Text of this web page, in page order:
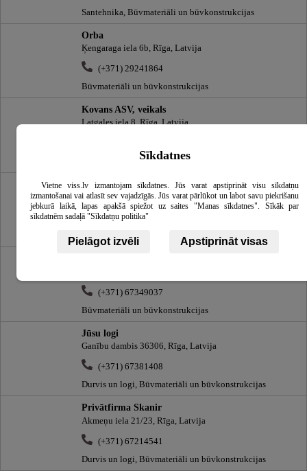
Santehnika, Būvmateriāli un būvkonstrukcijas
Orba
Ķengaraga iela 6b, Rīga, Latvija
(+371) 29241864
Būvmateriāli un būvkonstrukcijas
Kovans ASV, veikals
Latgales iela 8, Rīga, Latvija
Santehnika, Būvmateriāli un būvkonstrukcijas
LI un RS, filiāle
Talsu šoseja 29, Jūrmala, Latvija
(+371) 67735200
Durvis un logi, Būvmateriāli un būvkonstrukcijas
(+371) 67349037
Būvmateriāli un būvkonstrukcijas
Jūsu logi
Ganību dambis 36306, Rīga, Latvija
(+371) 67381408
Durvis un logi, Būvmateriāli un būvkonstrukcijas
Privātfirma Skanir
Akmeņu iela 21/23, Rīga, Latvija
(+371) 67214541
Durvis un logi, Būvmateriāli un būvkonstrukcijas
Sīkdatnes
Vietne viss.lv izmantojam sīkdatnes. Jūs varat apstiprināt visu sīkdatņu
izmantošanai vai atlasīt sev vajadzīgās. Jūs varat pārlūkot un labot savu piekrišanu
jebkurā laikā, lapas apakšā spiežot uz saites "Manas sīkdatnes". Sīkāk par
sīkdatnēm sadaļā "Sīkdatņu politika"
Pielāgot izvēli Apstiprināt visas